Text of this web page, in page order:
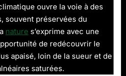
ouvre la voie à des
souvent préservées du
nature s’exprime avec une
de redécouvrir le
apaisé, loin de la sueur et de
saturées.